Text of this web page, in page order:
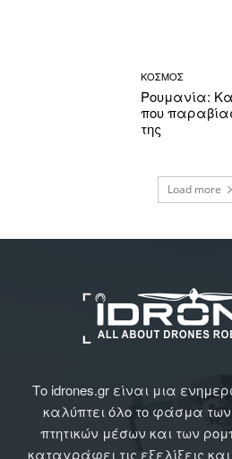
ΚΟΣΜΟΣ
Ρουμανία:
που
της
Load more
Το idrones.gr είναι μια
καλύπτει όλο το φάσμα
πτητικών μέσων και των
καταγράφει τις εξελίξεις